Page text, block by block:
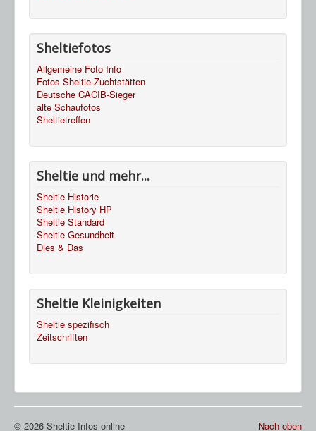
Sheltiefotos
Allgemeine Foto Info
Fotos Sheltie-Zuchtstätten
Deutsche CACIB-Sieger
alte Schaufotos
Sheltietreffen
Sheltie und mehr...
Sheltie Historie
Sheltie History HP
Sheltie Standard
Sheltie Gesundheit
Dies & Das
Sheltie Kleinigkeiten
Sheltie spezifisch
Zeitschriften
Nach oben
© 2026 Sheltie Infos online